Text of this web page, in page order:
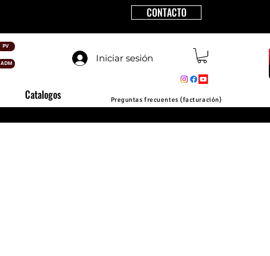
PV
ADM
CONTACTO
Iniciar sesión
Catalogos Preguntas frecuentes (facturación)